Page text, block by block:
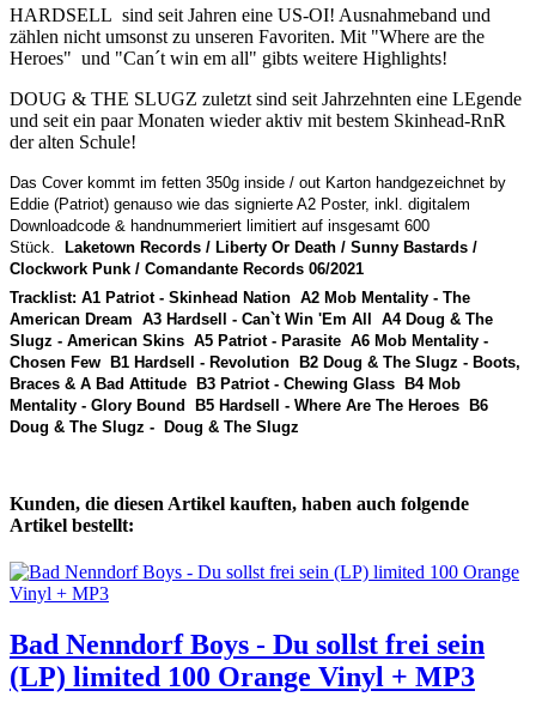
HARDSELL sind seit Jahren eine US-OI! Ausnahmeband und
zählen nicht umsonst zu unseren Favoriten. Mit "Where are the
Heroes" und "Can´t win em all" gibts weitere Highlights!
DOUG & THE SLUGZ zuletzt sind seit Jahrzehnten eine LEgende
und seit ein paar Monaten wieder aktiv mit bestem Skinhead-RnR
der alten Schule!
Das Cover kommt im fetten 350g inside / out Karton handgezeichnet by
Eddie (Patriot) genauso wie das signierte A2 Poster, inkl. digitalem
Downloadcode & handnummeriert limitiert auf insgesamt 600
Stück.
Laketown Records / Liberty Or Death / Sunny Bastards /
Clockwork Punk / Comandante Records 06/2021
Tracklist: A1 Patriot - Skinhead Nation A2 Mob Mentality - The
American Dream A3 Hardsell - Can`t Win 'Em All A4 Doug & The
Slugz - American Skins A5 Patriot - Parasite A6 Mob Mentality -
Chosen Few B1 Hardsell - Revolution B2 Doug & The Slugz - Boots,
Braces & A Bad Attitude B3 Patriot - Chewing Glass B4 Mob
Mentality - Glory Bound B5 Hardsell - Where Are The Heroes B6
Doug & The Slugz - Doug & The Slugz
Kunden, die diesen Artikel kauften, haben auch folgende
Artikel bestellt:
Bad Nenndorf Boys - Du sollst frei sein
(LP) limited 100 Orange Vinyl + MP3